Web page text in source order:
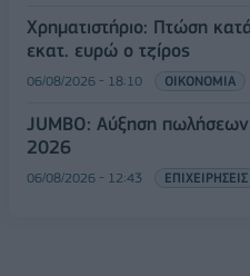
Χρηματιστήριο: Πτώση
εκατ. ευρώ ο τζίρος
06/08/2026 - 18:10 ΟΙΚΟΝΟΜΙΑ
JUMBO: Αύξηση
2026
06/08/2026 - 12:43 ΕΠΙΧΕΙΡΗΣΕΙΣ